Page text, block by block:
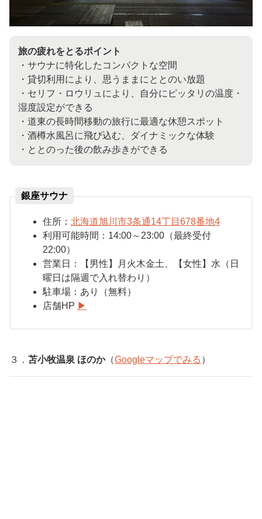
旅の疲れをとるポイント
・サウナに特化したコンパクトな空間
・貸切利用により、思うままにととのい放題
・セリフ・ロウリュにより、自分にピッタリの温度・
湿度設定ができる
・道東の長時間移動の旅行に最適な休憩スポット
・酒樽水風呂に飛び込む、ダイナミックな体験
・ととのった後の飲み歩きができる
銀座サウナ
住所： 北海道旭川市3条通14丁目678番地4
利用可能時間：14:00～23:00（最終受付
22:00）
営業日：【男性】月火木金土、【女性】水（日
曜日は隔週で入れ替わり）
駐車場： あり（無料）
店舗HP ▶︎
３． 苫小牧温泉 ほのか（Googleマップでみる ）